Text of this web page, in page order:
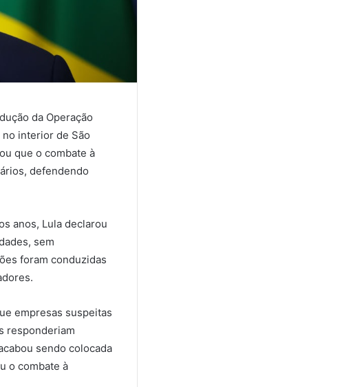
da Operação
interior de São
que o combate à
defendendo
anos, Lula declarou
sem
foram conduzidas
empresas suspeitas
responderiam
sendo colocada
o combate à